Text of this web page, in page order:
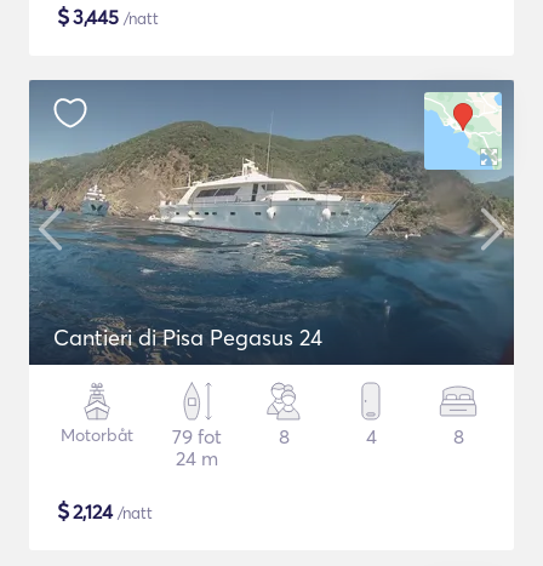
$3,445 /natt
Cantieri di Pisa Pegasus 24
Motorbåt
79 fot
24 m
8 4 8
$2,124/natt